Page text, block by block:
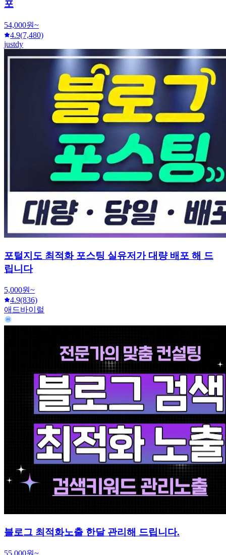
포
54,000원~
4.9(7,480)
justdy
포털지도 최적화 포스팅 실유저가 대량 배포 해 드
립니다
5,000원~
4.9(836)
애드바이럴
블로그 최적화노출 한달 관리해 드립니다.
55,000원~